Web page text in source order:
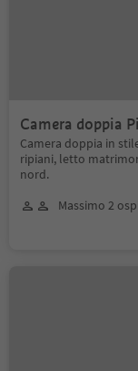
Camera doppia
Camera doppia in
ripiani, letto
nord.
Massimo 2